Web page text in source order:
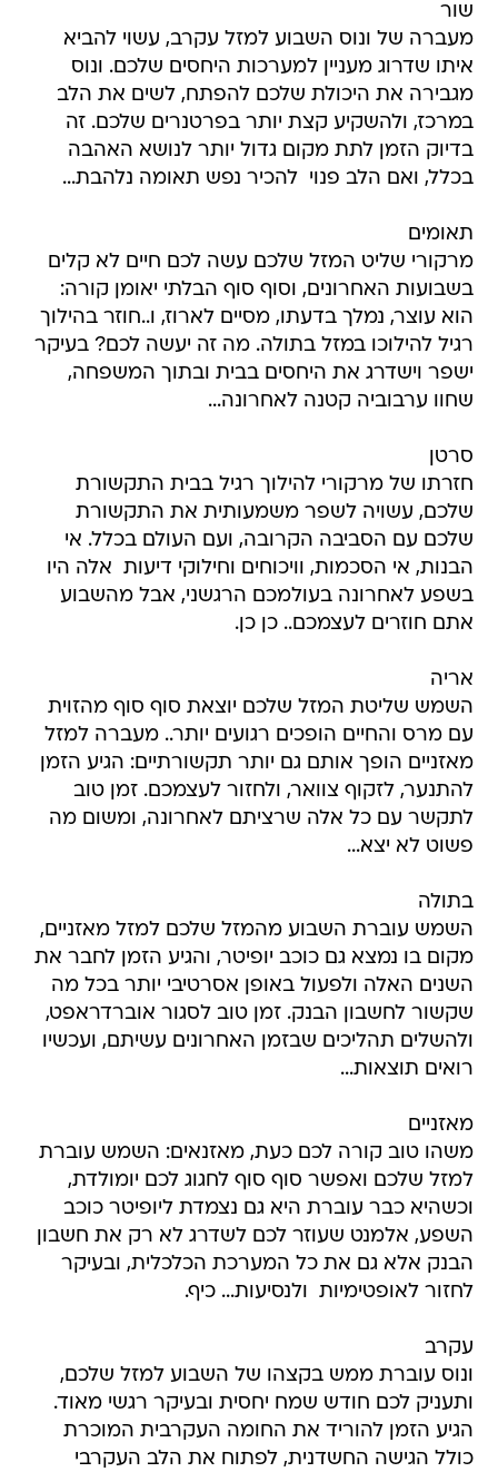
שור
מעברה של ונוס השבוע למזל עקרב, עשוי להביא
איתו שדרוג מעניין למערכות היחסים שלכם. ונוס
מגבירה את היכולת שלכם להפתח, לשים את הלב
במרכז, ולהשקיע קצת יותר בפרטנרים שלכם. זה
בדיוק הזמן לתת מקום גדול יותר לנושא האהבה
בכלל, ואם הלב פנוי  להכיר נפש תאומה נלהבת...
תאומים
מרקורי שליט המזל שלכם עשה לכם חיים לא קלים
בשבועות האחרונים, וסוף סוף הבלתי יאומן קורה:
הוא עוצר, נמלך בדעתו, מסיים לארוז, ו..חוזר בהילוך
רגיל להילוכו במזל בתולה. מה זה יעשה לכם? בעיקר
ישפר וישדרג את היחסים בבית ובתוך המשפחה,
שחוו ערבוביה קטנה לאחרונה...
סרטן
חזרתו של מרקורי להילוך רגיל בבית התקשורת
שלכם, עשויה לשפר משמעותית את התקשורת
שלכם עם הסביבה הקרובה, ועם העולם בכלל. אי
הבנות, אי הסכמות, וויכוחים וחילוקי דיעות  אלה היו
בשפע לאחרונה בעולמכם הרגשני, אבל מהשבוע
אתם חוזרים לעצמכם.. כן כן.
אריה
השמש שליטת המזל שלכם יוצאת סוף סוף מהזוית
עם מרס והחיים הופכים רגועים יותר.. מעברה למזל
מאזניים הופך אותם גם יותר תקשורתיים: הגיע הזמן
להתנער, לזקוף צוואר, ולחזור לעצמכם. זמן טוב
לתקשר עם כל אלה שרציתם לאחרונה, ומשום מה
פשוט לא יצא...
בתולה
השמש עוברת השבוע מהמזל שלכם למזל מאזניים,
מקום בו נמצא גם כוכב יופיטר, והגיע הזמן לחבר את
השנים האלה ולפעול באופן אסרטיבי יותר בכל מה
שקשור לחשבון הבנק. זמן טוב לסגור אוברדראפט,
ולהשלים תהליכים שבזמן האחרונים עשיתם, ועכשיו
רואים תוצאות...
מאזניים
משהו טוב קורה לכם כעת, מאזנאים: השמש עוברת
למזל שלכם ואפשר סוף סוף לחגוג לכם יומולדת,
וכשהיא כבר עוברת היא גם נצמדת ליופיטר כוכב
השפע, אלמנט שעוזר לכם לשדרג לא רק את חשבון
הבנק אלא גם את כל המערכת הכלכלית, ובעיקר
לחזור לאופטימיות  ולנסיעות... כיף.
עקרב
ונוס עוברת ממש בקצהו של השבוע למזל שלכם,
ותעניק לכם חודש שמח יחסית ובעיקר רגשי מאוד.
הגיע הזמן להוריד את החומה העקרבית המוכרת
כולל הגישה החשדנית, לפתוח את הלב העקרבי